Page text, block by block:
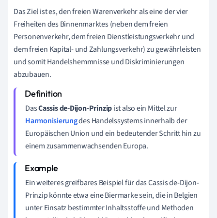
Das Ziel ist es, den freien Warenverkehr als eine der vier
Freiheiten des Binnenmarktes (neben dem freien
Personenverkehr, dem freien Dienstleistungsverkehr und
dem freien Kapital- und Zahlungsverkehr) zu gewährleisten
und somit Handelshemmnisse und Diskriminierungen
abzubauen.
DasCassis de-Dijon-Prinzipist also ein Mittel zur
Harmonisierungdes Handelssystems innerhalb der
Europäischen Union und ein bedeutender Schritt hin zu
einem zusammenwachsenden Europa.
Ein weiteres greifbares Beispiel für das Cassis de-Dijon-
Prinzip könnte etwa eine Biermarke sein, die in Belgien
unter Einsatz bestimmter Inhaltsstoffe und Methoden